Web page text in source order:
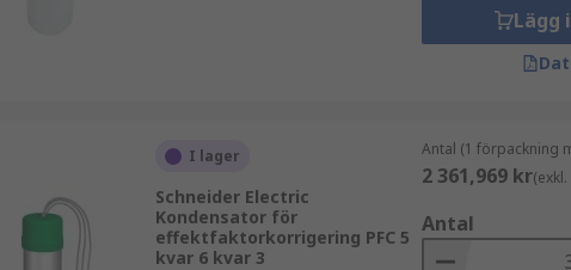
Lägg
I lager
Schneider Electric
Kondensator för
effektfaktorkorrigering PFC 5
kvar 6 kvar 3
Antal (1 förpackning
2 361,969 kr
Antal